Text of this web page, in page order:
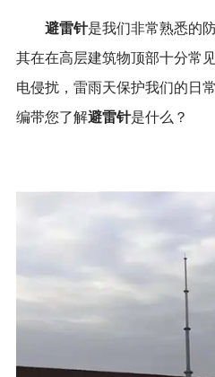
避雷针是我们非常熟悉的
其在在高层建筑物顶部十分常
电侵扰，雷雨天保护我们的日
编带您了解避雷针是什么？